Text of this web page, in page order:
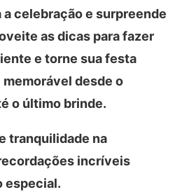
celebração e surpreende
as dicas para fazer
e torne sua festa
desde o
o último brinde.
tranquilidade na
incríveis
especial.